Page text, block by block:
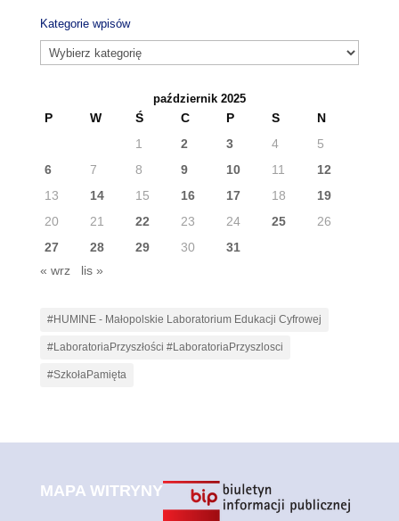
Kategorie wpisów
Kategorie
wpisów
październik 2025
P W Ś C P S
N
1
2 3 4
5
6
7 8 9 10 11
12
13
14 15 16 17 18
19
20
21 22 23 24 25
26
27
28 29 30
31
« wrz
lis »
#HUMINE - Małopolskie Laboratorium Edukacji Cyfrowej
#LaboratoriaPrzyszłości #LaboratoriaPrzyszlosci
#SzkołaPamięta
MAPA WITRYNY